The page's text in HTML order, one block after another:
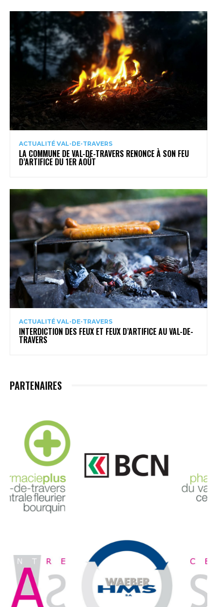
ACTUALITÉ VAL-DE-TRAVERS
LA COMMUNE DE VAL-DE-TRAVERS RENONCE À SON FEU
D’ARTIFICE DU 1ER AOÛT
ACTUALITÉ VAL-DE-TRAVERS
INTERDICTION DES FEUX ET FEUX D’ARTIFICE AU VAL-DE-
TRAVERS
PARTENAIRES